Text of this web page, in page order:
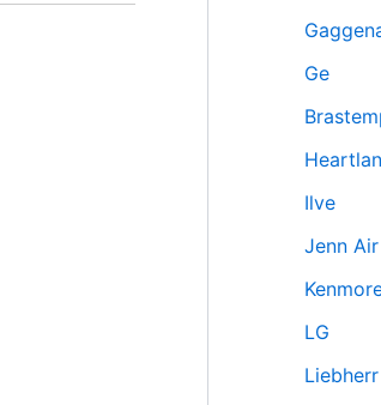
Ge
Ilve
Jenn Air
LG
Liebherr